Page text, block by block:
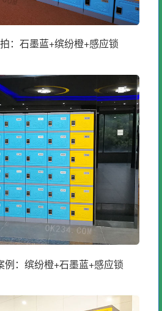
：石墨蓝+缤纷橙+感应锁
例：缤纷橙+石墨蓝+感应锁